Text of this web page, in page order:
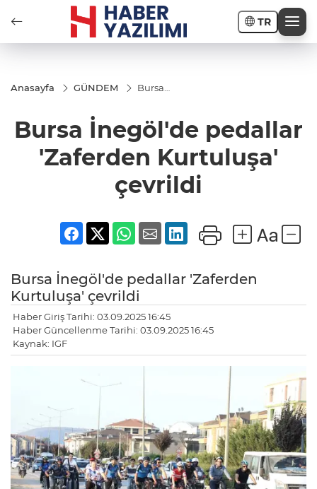
TR
Anasayfa GÜNDEM
Bursa
'Zaferden
Kurtuluşa'
çevrildi
Bursa İnegöl'de pedallar
'Zaferden Kurtuluşa'
çevrildi
Bursa İnegöl'de pedallar 'Zaferden
Kurtuluşa' çevrildi
Haber Giriş Tarihi: 03.09.2025 16:45
Haber Güncellenme Tarihi: 03.09.2025 16:45
Kaynak: IGF